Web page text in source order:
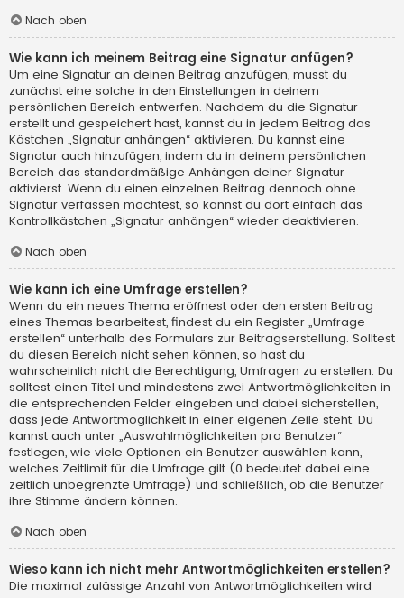
Nach oben
Wie kann ich meinem Beitrag eine Signatur anfügen?
Um eine Signatur an deinen Beitrag anzufügen, musst du
zunächst eine solche in den Einstellungen in deinem
persönlichen Bereich entwerfen. Nachdem du die Signatur
erstellt und gespeichert hast, kannst du in jedem Beitrag das
Kästchen „Signatur anhängen“ aktivieren. Du kannst eine
Signatur auch hinzufügen, indem du in deinem persönlichen
Bereich das standardmäßige Anhängen deiner Signatur
aktivierst. Wenn du einen einzelnen Beitrag dennoch ohne
Signatur verfassen möchtest, so kannst du dort einfach das
Kontrollkästchen „Signatur anhängen“ wieder deaktivieren.
Nach oben
Wie kann ich eine Umfrage erstellen?
Wenn du ein neues Thema eröffnest oder den ersten Beitrag
eines Themas bearbeitest, findest du ein Register „Umfrage
erstellen“ unterhalb des Formulars zur Beitragserstellung. Solltest
du diesen Bereich nicht sehen können, so hast du
wahrscheinlich nicht die Berechtigung, Umfragen zu erstellen. Du
solltest einen Titel und mindestens zwei Antwortmöglichkeiten in
die entsprechenden Felder eingeben und dabei sicherstellen,
dass jede Antwortmöglichkeit in einer eigenen Zeile steht. Du
kannst auch unter „Auswahlmöglichkeiten pro Benutzer“
festlegen, wie viele Optionen ein Benutzer auswählen kann,
welches Zeitlimit für die Umfrage gilt (0 bedeutet dabei eine
zeitlich unbegrenzte Umfrage) und schließlich, ob die Benutzer
ihre Stimme ändern können.
Nach oben
Wieso kann ich nicht mehr Antwortmöglichkeiten erstellen?
Die maximal zulässige Anzahl von Antwortmöglichkeiten wird